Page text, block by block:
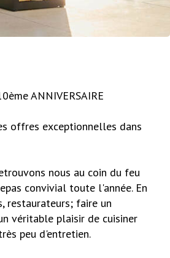
ANNIVERSAIRE
offres exceptionnelles dans
nous au coin du feu
convivial toute l'année. En
restaurateurs; faire un
véritable plaisir de cuisiner
peu d'entretien.